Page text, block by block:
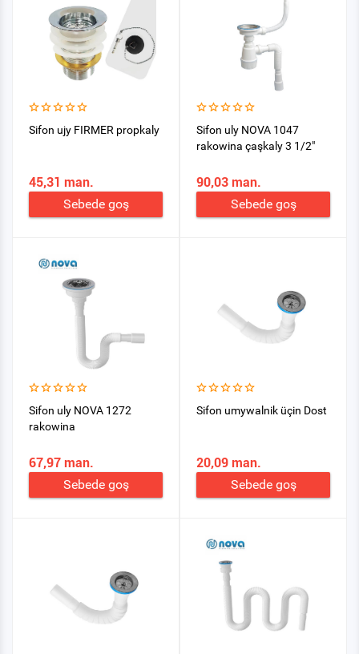
Sifon ujy FIRMER propkaly
45,31 man.
Sebede goş
Sifon uly NOVA 1047
rakowina çaşkaly 3 1/2"
90,03 man.
Sebede goş
Sifon uly NOVA 1272
rakowina
67,97 man.
Sebede goş
Sifon umywalnik üçin Dost
20,09 man.
Sebede goş